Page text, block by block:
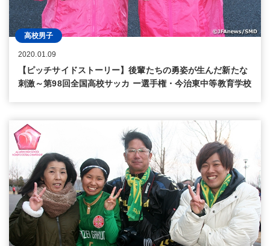
高校男子
2020.01.09
【ピッチサイドストーリー】後輩たちの勇姿が生んだ新たな
刺激～第98回全国高校サッカ ー選手権・今治東中等教育学校